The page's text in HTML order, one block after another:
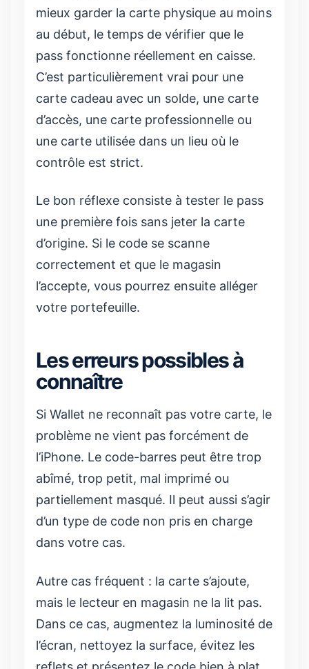
mieux garder la carte physique au moins
au début, le temps de vérifier que le
pass fonctionne réellement en caisse.
C’est particulièrement vrai pour une
carte cadeau avec un solde, une carte
d’accès, une carte professionnelle ou
une carte utilisée dans un lieu où le
contrôle est strict.
Le bon réflexe consiste à tester le pass
une première fois sans jeter la carte
d’origine. Si le code se scanne
correctement et que le magasin
l’accepte, vous pourrez ensuite alléger
votre portefeuille.
Les erreurs possibles à
connaître
Si Wallet ne reconnaît pas votre carte, le
problème ne vient pas forcément de
l’iPhone. Le code-barres peut être trop
abîmé, trop petit, mal imprimé ou
partiellement masqué. Il peut aussi s’agir
d’un type de code non pris en charge
dans votre cas.
Autre cas fréquent : la carte s’ajoute,
mais le lecteur en magasin ne la lit pas.
Dans ce cas, augmentez la luminosité de
l’écran, nettoyez la surface, évitez les